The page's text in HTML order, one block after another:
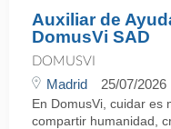
Auxiliar de
DomusVi SAD
DOMUSVI
Madrid 25/07/2026
En DomusVi, cuidar es
compartir humanidad,